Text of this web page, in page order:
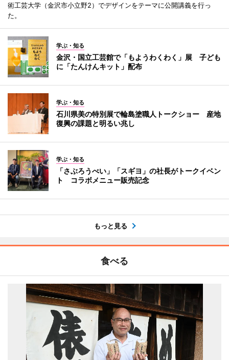
術工芸大学（金沢市小立野2）でデザインをテーマに公開講義を行っ
た。
学ぶ・知る
金沢・国立工芸館で「もようわくわく」展 子ども
に「たんけんキット」配布
学ぶ・知る
石川県美の特別展で輪島塗職人トークショー 産地
復興の課題と明るい兆し
学ぶ・知る
「さぶろうべい」「スギヨ」の社長がトークイベン
ト コラボメニュー販売記念
もっと見る
食べる